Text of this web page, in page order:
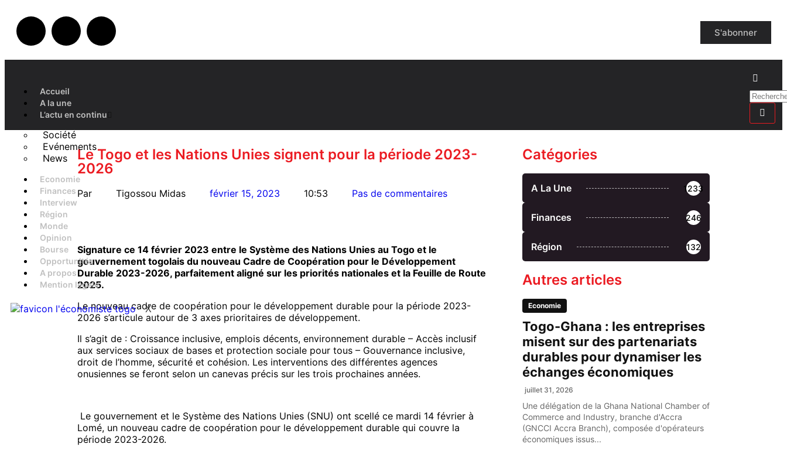
S'abonner
Accueil
A la une
L’actu en continu
Société
Evénements
News
Economie
Finances
Interview
Région
Monde
Opinion
Bourse
Opportunités
A propos
Mention légale
X
Le Togo et les Nations Unies signent pour la période 2023-
2026
Par Tigossou Midas février 15, 2023 10:53 Pas de commentaires
Signature ce 14 février 2023 entre le Système des Nations Unies au Togo et le
gouvernement togolais du nouveau Cadre de Coopération pour le Développement
Durable 2023-2026, parfaitement aligné sur les priorités nationales et la Feuille de Route
2025.
Le nouveau cadre de coopération pour le développement durable pour la période 2023-
2026 s’articule autour de 3 axes prioritaires de développement.
Il s’agit de : Croissance inclusive, emplois décents, environnement durable – Accès inclusif
aux services sociaux de bases et protection sociale pour tous – Gouvernance inclusive,
droit de l’homme, sécurité et cohésion. Les interventions des différentes agences
onusiennes se feront selon un canevas précis sur les trois prochaines années.
Le gouvernement et le Système des Nations Unies (SNU) ont scellé ce mardi 14 février à
Lomé, un nouveau cadre de coopération pour le développement durable qui couvre la
période 2023-2026.
Catégories
A La Une 1233
Finances 246
Région 132
Autres articles
Economie
Togo-Ghana : les entreprises
misent sur des partenariats
durables pour dynamiser les
échanges économiques
juillet 31, 2026
Une délégation de la Ghana National Chamber of
Commerce and Industry, branche d'Accra
(GNCCI Accra Branch), composée d'opérateurs
économiques issus...